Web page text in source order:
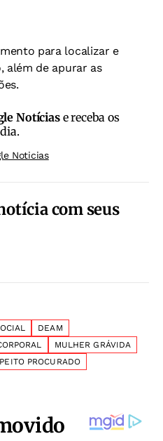
para localizar e
além de apurar as
Notíciase receba os
Noticias
com seus
DEAM
MULHER GRÁVIDA
PROCURADO